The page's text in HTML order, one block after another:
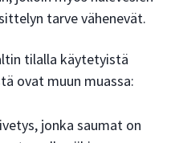
tarve vähenevät.
tilalla käytetyistä
ovat muun muassa:
jonka saumat on